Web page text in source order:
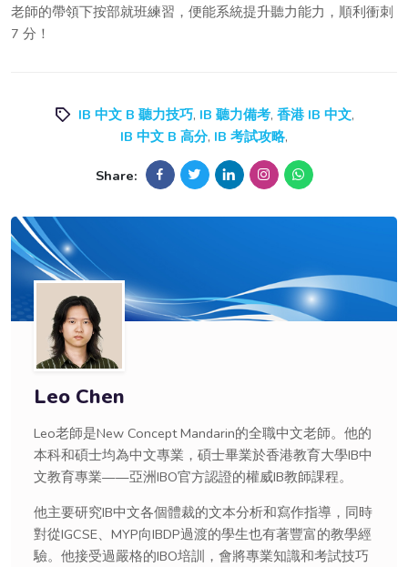
老師的帶領下按部就班練習，便能系統提升聽力能力，順利衝刺
7 分！
IB 中文 B 聽力技巧, IB 聽力備考, 香港 IB 中文,
IB 中文 B 高分, IB 考試攻略,
Share:
Leo Chen
Leo老師是New Concept Mandarin的全職中文老師。他的
本科和碩士均為中文專業，碩士畢業於香港教育大學IB中
文教育專業——亞洲IBO官方認證的權威IB教師課程。
他主要研究IB中文各個體裁的文本分析和寫作指導，同時
對從IGCSE、MYP向IBDP過渡的學生也有著豐富的教學經
驗。他接受過嚴格的IBO培訓，會將專業知識和考試技巧